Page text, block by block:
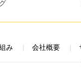
み 会社概要